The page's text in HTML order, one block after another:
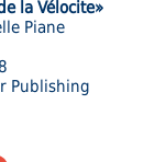
la Vélocite»
Piane
Publishing